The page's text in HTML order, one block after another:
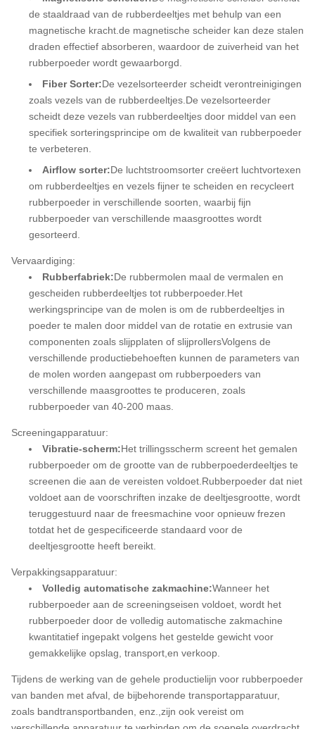
de staaldraad van de rubberdeeltjes met behulp van een
magnetische kracht.de magnetische scheider kan deze stalen
draden effectief absorberen, waardoor de zuiverheid van het
rubberpoeder wordt gewaarborgd.
Fiber Sorter:De vezelsorteerder scheidt verontreinigingen
zoals vezels van de rubberdeeltjes.De vezelsorteerder
scheidt deze vezels van rubberdeeltjes door middel van een
specifiek sorteringsprincipe om de kwaliteit van rubberpoeder
te verbeteren.
Airflow sorter:De luchtstroomsorter creëert luchtvortexen
om rubberdeeltjes en vezels fijner te scheiden en recycleert
rubberpoeder in verschillende soorten, waarbij fijn
rubberpoeder van verschillende maasgroottes wordt
gesorteerd.
Vervaardiging:
Rubberfabriek:De rubbermolen maal de vermalen en
gescheiden rubberdeeltjes tot rubberpoeder.Het
werkingsprincipe van de molen is om de rubberdeeltjes in
poeder te malen door middel van de rotatie en extrusie van
componenten zoals slijpplaten of slijprollersVolgens de
verschillende productiebehoeften kunnen de parameters van
de molen worden aangepast om rubberpoeders van
verschillende maasgroottes te produceren, zoals
rubberpoeder van 40-200 maas.
Screeningapparatuur:
Vibratie-scherm:Het trillingsscherm screent het gemalen
rubberpoeder om de grootte van de rubberpoederdeeltjes te
screenen die aan de vereisten voldoet.Rubberpoeder dat niet
voldoet aan de voorschriften inzake de deeltjesgrootte, wordt
teruggestuurd naar de freesmachine voor opnieuw frezen
totdat het de gespecificeerde standaard voor de
deeltjesgrootte heeft bereikt.
Verpakkingsapparatuur:
Volledig automatische zakmachine:Wanneer het
rubberpoeder aan de screeningseisen voldoet, wordt het
rubberpoeder door de volledig automatische zakmachine
kwantitatief ingepakt volgens het gestelde gewicht voor
gemakkelijke opslag, transport,en verkoop.
Tijdens de werking van de gehele productielijn voor rubberpoeder
van banden met afval, de bijbehorende transportapparatuur,
zoals bandtransportbanden, enz.,zijn ook vereist om